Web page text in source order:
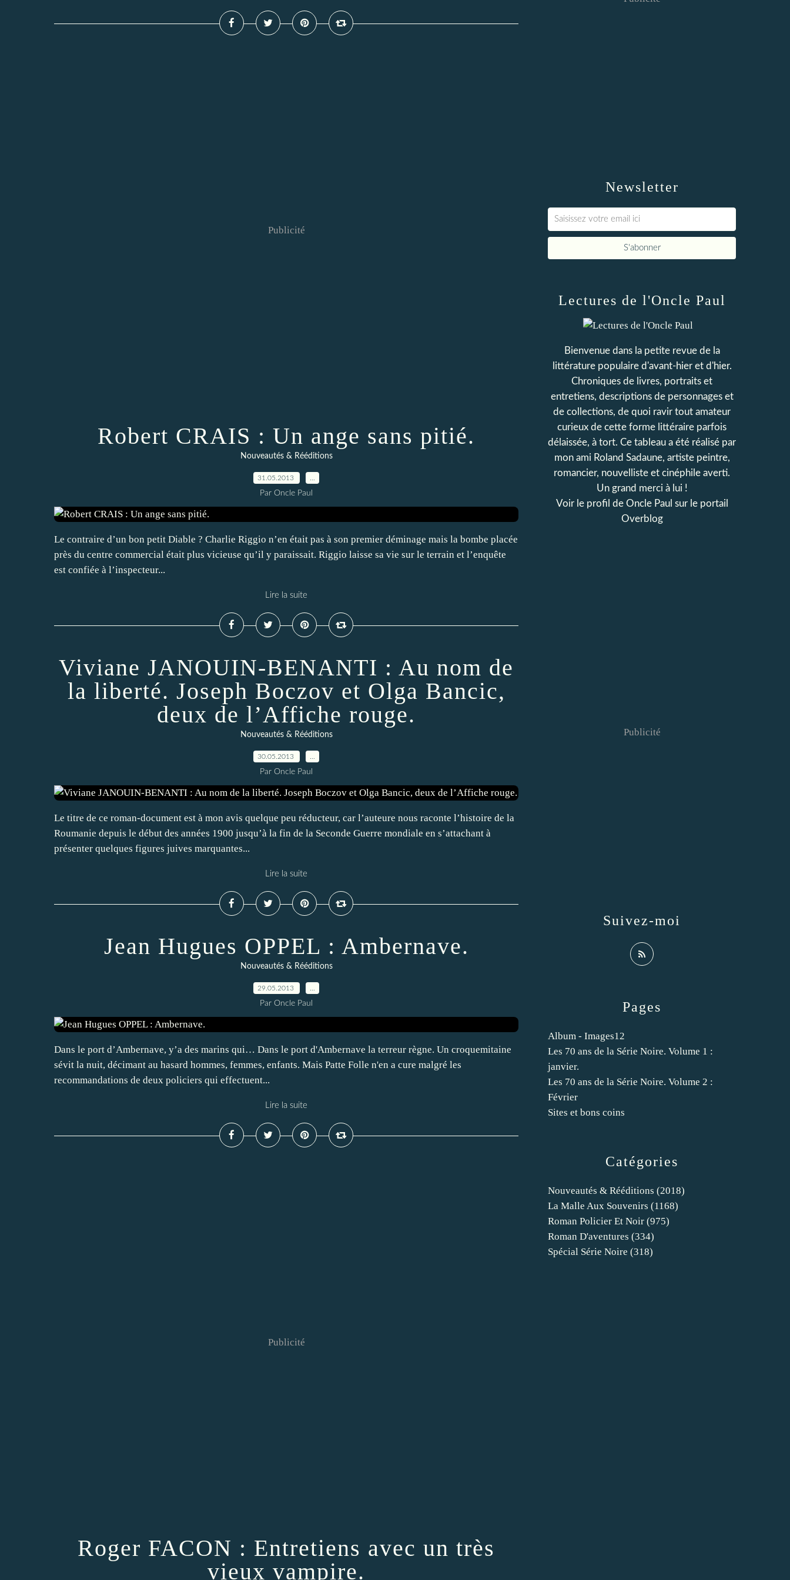
Publicité
Robert CRAIS : Un ange sans pitié.
Nouveautés & Rééditions
31.05.2013
Par Oncle Paul
Le contraire d’un bon petit Diable ? Charlie Riggio n’en était pas à son premier déminage mais la bombe placée
près du centre commercial était plus vicieuse qu’il y paraissait. Riggio laisse sa vie sur le terrain et l’enquête
est confiée à l’inspecteur...
Lire la suite
Viviane JANOUIN-BENANTI : Au nom de
la liberté. Joseph Boczov et Olga Bancic,
deux de l’Affiche rouge.
Nouveautés & Rééditions
30.05.2013
Par Oncle Paul
Le titre de ce roman-document est à mon avis quelque peu réducteur, car l’auteure nous raconte l’histoire de la
Roumanie depuis le début des années 1900 jusqu’à la fin de la Seconde Guerre mondiale en s’attachant à
présenter quelques figures juives marquantes...
Lire la suite
Jean Hugues OPPEL : Ambernave.
Nouveautés & Rééditions
29.05.2013
Par Oncle Paul
Dans le port d’Ambernave, y’a des marins qui… Dans le port d'Ambernave la terreur règne. Un croquemitaine
sévit la nuit, décimant au hasard hommes, femmes, enfants. Mais Patte Folle n'en a cure malgré les
recommandations de deux policiers qui effectuent...
Lire la suite
Publicité
Roger FACON : Entretiens avec un très
vieux vampire.
Newsletter
Catégories
Nouveautés & Rééditions (2018)
La Malle Aux Souvenirs (1168)
Roman Policier Et Noir (975)
Roman D'aventures (334)
Spécial Série Noire (318)
Pages
Album - Images12
Les 70 ans de la Série Noire. Volume 1 :
janvier.
Les 70 ans de la Série Noire. Volume 2 :
Février
Sites et bons coins
Lectures de l'Oncle Paul
Bienvenue dans la petite revue de la
littérature populaire d'avant-hier et d'hier.
Chroniques de livres, portraits et
entretiens, descriptions de personnages et
de collections, de quoi ravir tout amateur
curieux de cette forme littéraire parfois
délaissée, à tort. Ce tableau a été réalisé par
mon ami Roland Sadaune, artiste peintre,
romancier, nouvelliste et cinéphile averti.
Un grand merci à lui !
Voir le profil de Oncle Paul sur le portail
Overblog
Suivez-moi
Publicité